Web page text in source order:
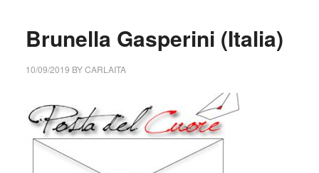
Brunella Gasperini (Italia)
10/09/2019 BYCARLAITA